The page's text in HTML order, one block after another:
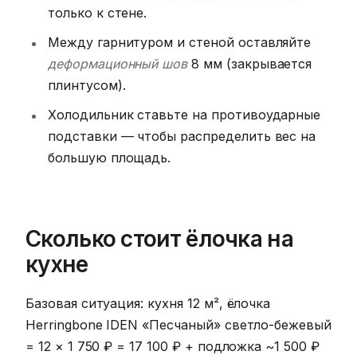
только к стене.
Между гарнитуром и стеной оставляйте
деформационный шов8 мм (закрывается
плинтусом).
Холодильник ставьте на противоударные
подставки — чтобы распределить вес на
большую площадь.
Сколько стоит ёлочка на
кухне
Базовая ситуация: кухня 12 м², ёлочка
Herringbone IDEN «Песчаный» светло-бежевый
= 12 × 1 750 ₽ = 17 100 ₽ + подложка ~1 500 ₽